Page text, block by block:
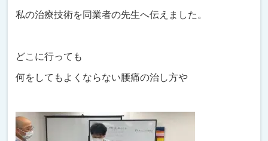
私の治療技術を同業者の先生へ伝えました。
どこに行っても
何をしてもよくならない腰痛の治し方や